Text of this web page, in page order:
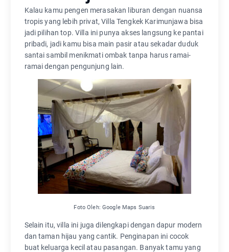
Kalau kamu pengen merasakan liburan dengan nuansa
tropis yang lebih privat, Villa Tengkek Karimunjawa bisa
jadi pilihan top. Villa ini punya akses langsung ke pantai
pribadi, jadi kamu bisa main pasir atau sekadar duduk
santai sambil menikmati ombak tanpa harus ramai-
ramai dengan pengunjung lain.
Foto Oleh: Google Maps Suaris
Selain itu, villa ini juga dilengkapi dengan dapur modern
dan taman hijau yang cantik. Penginapan ini cocok
buat keluarga kecil atau pasangan. Banyak tamu yang